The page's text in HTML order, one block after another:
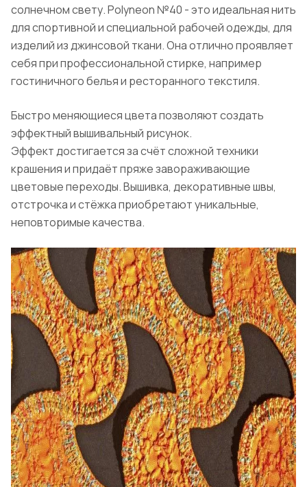
солнечном свету. Polyneon №40 - это идеальная нить
для спортивной и специальной рабочей одежды, для
изделий из джинсовой ткани. Она отлично проявляет
себя при профессиональной стирке, например
гостиничного белья и ресторанного текстиля.
Быстро меняющиеся цвета позволяют создать
эффектный вышивальный рисунок.
Эффект достигается за счёт сложной техники
крашения и придаёт пряже завораживающие
цветовые переходы. Вышивка, декоративные швы,
отстрочка и стёжка приобретают уникальные,
неповторимые качества.